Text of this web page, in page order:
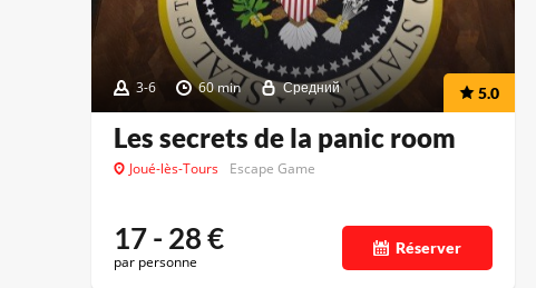
3-6 60 min Средний 5.0
Les secrets de la panic room
Joué-lès-Tours Escape Game
17 - 28€
par personne
Réserver